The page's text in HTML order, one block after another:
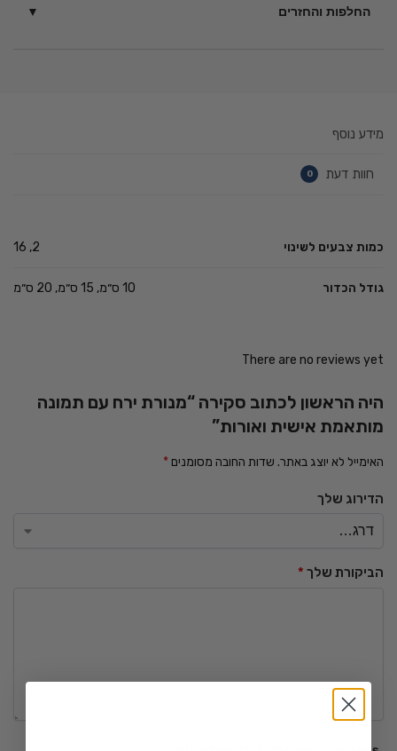
החלפות והחזרים
מידע נוסף
חוות דעת 0
כמות צבעים לשינוי 2, 16
גודל הכדור 10 ס״מ, 15 ס״מ, 20 ס״מ
There are no reviews yet
היה הראשון לכתוב סקירה “מנורת ירח עם תמונה
מותאמת אישית ואורות”
האימייל לא יוצג באתר. שדות החובה מסומנים *
הדירוג שלך
הביקורת שלך *